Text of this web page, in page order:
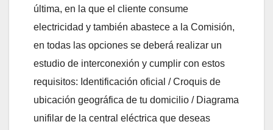
última, en la que el cliente consume
electricidad y también abastece a la Comisión,
en todas las opciones se deberá realizar un
estudio de interconexión y cumplir con estos
requisitos: Identificación oficial / Croquis de
ubicación geográfica de tu domicilio / Diagrama
unifilar de la central eléctrica que deseas